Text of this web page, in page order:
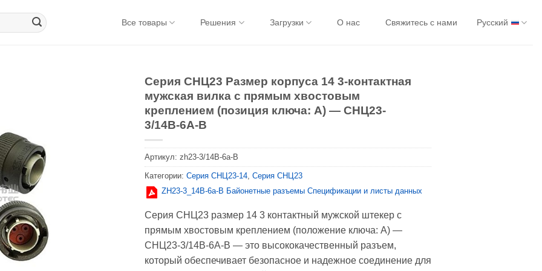
Все товары Решения Загрузки О нас Свяжитесь с нами Русский
Серия СНЦ23 Размер корпуса 14 3-контактная
мужская вилка с прямым хвостовым
креплением (позиция ключа: A) — СНЦ23-
3/14В-6А-В
Артикул: zh23-3/14B-6a-B
Категории: Серия CНЦ23-14, Серия CНЦ23
ZH23-3_14В-6а-В Байонетные разъемы Спецификации и листы данных
Серия СНЦ23 размер 14 3 контактный мужской штекер с
прямым хвостовым креплением (положение ключа: A) —
СНЦ23-3/14В-6А-В — это высококачественный разъем,
который обеспечивает безопасное и надежное соединение для